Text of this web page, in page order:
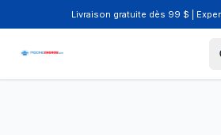
Livraison gratuite dès 99 $ |